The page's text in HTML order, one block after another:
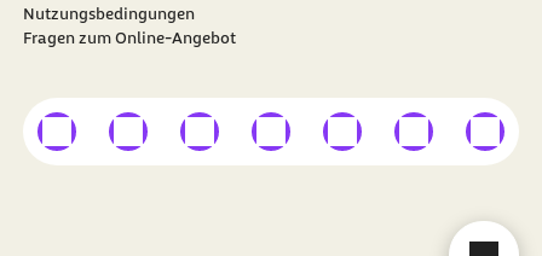
Nutzungsbedingungen
Fragen zum Online-Angebot
Besuchen Sie dieBARMER auf
externer Linkexterner Linkexterner Linkexterner Linkexterner Linkexterner Link